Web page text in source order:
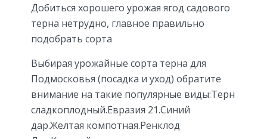
Добиться хорошего урожая ягод садового
терна нетрудно, главное правильно
подобрать сорта
Выбирая урожайные сорта терна для
Подмосковья (посадка и уход) обратите
внимание на такие популярные виды:Терн
сладкоплодный.Евразия 21.Синий
дар.Желтая компотная.Ренклод